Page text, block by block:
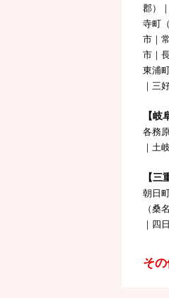
郡）
寺町
市｜
市｜
東浦
｜三
【岐
各務
｜土
【三
朝日
（桑
｜四
そ